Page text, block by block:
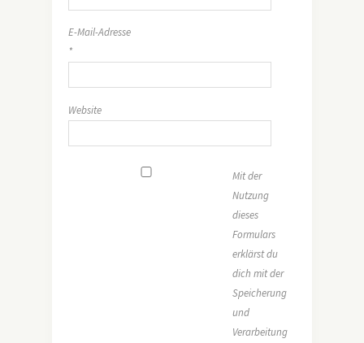
E-Mail-Adresse
*
Website
Mit der
Nutzung
dieses
Formulars
erklärst du
dich mit der
Speicherung
und
Verarbeitung